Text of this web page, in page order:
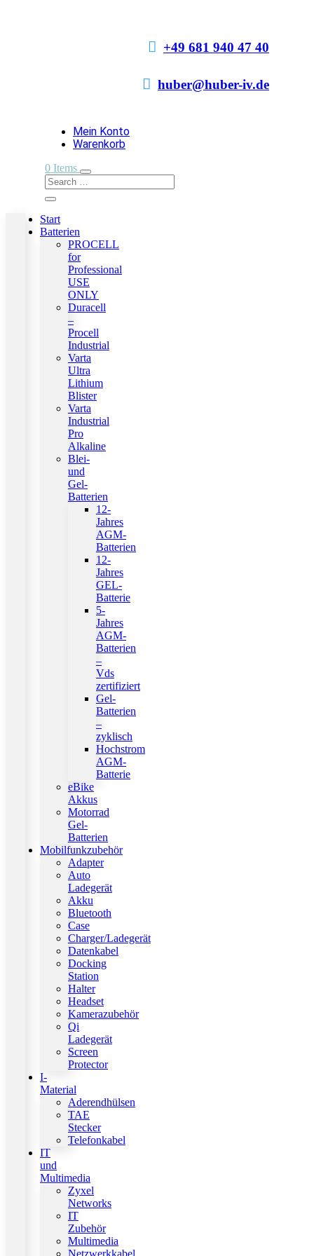
 +49 681 940 47 40
 huber@huber-iv.de
Mein Konto
Warenkorb
0 Items
Start
Batterien
PROCELL
for
Professional
USE
ONLY
Duracell
–
Procell
Industrial
Varta
Ultra
Lithium
Blister
Varta
Industrial
Pro
Alkaline
Blei-
und
Gel-
Batterien
12-
Jahres
AGM-
Batterien
12-
Jahres
GEL-
Batterie
5-
Jahres
AGM-
Batterien
–
Vds
zertifiziert
Gel-
Batterien
–
zyklisch
Hochstrom
AGM-
Batterie
eBike
Akkus
Motorrad
Gel-
Batterien
Mobilfunkzubehör
Adapter
Auto
Ladegerät
Akku
Bluetooth
Case
Charger/Ladegerät
Datenkabel
Docking
Station
Halter
Headset
Kamerazubehör
Qi
Ladegerät
Screen
Protector
I-
Material
Aderendhülsen
TAE
Stecker
Telefonkabel
IT
und
Multimedia
Zyxel
Networks
IT
Zubehör
Multimedia
Netzwerkkabel